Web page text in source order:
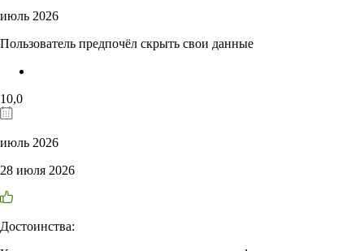
июль 2026
Пользователь предпочёл скрыть свои данные
10,0
июль 2026
28 июля 2026
Достоинства: